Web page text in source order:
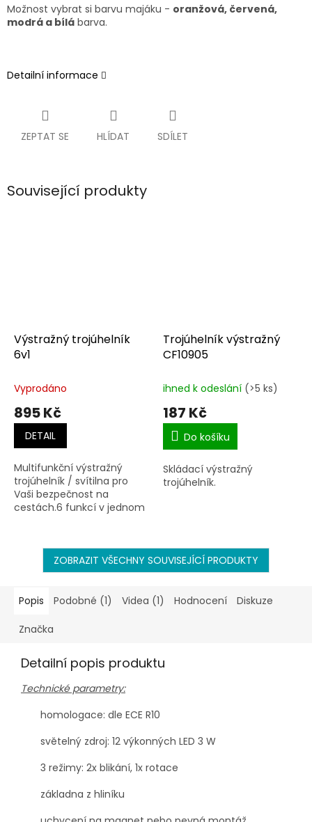
Možnost vybrat si barvu majáku - oranžová, červená,
modrá a bílá barva.
Detailní informace
ZEPTAT SE HLÍDAT SDÍLET
Související produkty
Výstražný trojúhelník
6v1
Vyprodáno
895 Kč
DETAIL
Multifunkční výstražný
trojúhelník / svítilna pro
Vaši bezpečnost na
cestách.6 funkcí v jednom
(záložní baterie), pracovní
svítilna,...
Trojúhelník výstražný
CF10905
ihned k odeslání (>5 ks)
187 Kč
Do košíku
Skládací výstražný
trojúhelník.
ZOBRAZIT VŠECHNY SOUVISEJÍCÍ PRODUKTY
Popis Podobné (1) Videa (1) Hodnocení Diskuze
Značka
Detailní popis produktu
Technické parametry:
homologace: dle ECE R10
světelný zdroj: 12 výkonných LED 3 W
3 režimy: 2x blikání, 1x rotace
základna z hliníku